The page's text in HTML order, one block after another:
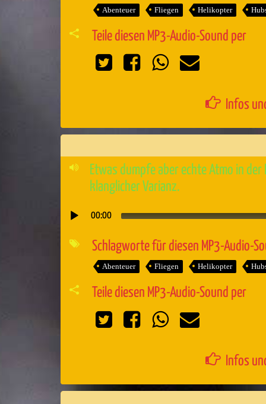
Abenteuer Fliegen Helikopter
Teile diesen MP3-Audio-Sound per
Infos
Etwas dumpfe aber echte Atmo in
klanglicher Varianz.
Audio-
Player
00:00
Schlagworte für diesen MP3-Audio-
Abenteuer Fliegen Helikopter
Teile diesen MP3-Audio-Sound per
Infos